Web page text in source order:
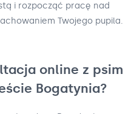
i rozpocząć pracę nad
Twojego pupila.
online z psim
Bogatynia?